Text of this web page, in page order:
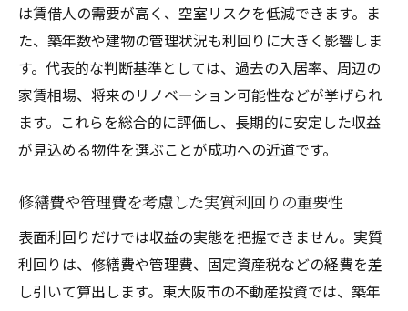
は賃借人の需要が高く、空室リスクを低減できます。ま
た、築年数や建物の管理状況も利回りに大きく影響しま
す。代表的な判断基準としては、過去の入居率、周辺の
家賃相場、将来のリノベーション可能性などが挙げられ
ます。これらを総合的に評価し、長期的に安定した収益
が見込める物件を選ぶことが成功への近道です。
修繕費や管理費を考慮した実質利回りの重要性
表面利回りだけでは収益の実態を把握できません。実質
利回りは、修繕費や管理費、固定資産税などの経費を差
し引いて算出します。東大阪市の不動産投資では、築年